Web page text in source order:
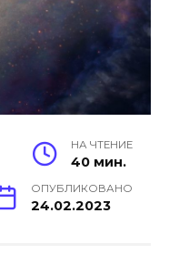
НА ЧТЕНИЕ
40 мин.
ОПУБЛИКОВАНО
24.02.2023